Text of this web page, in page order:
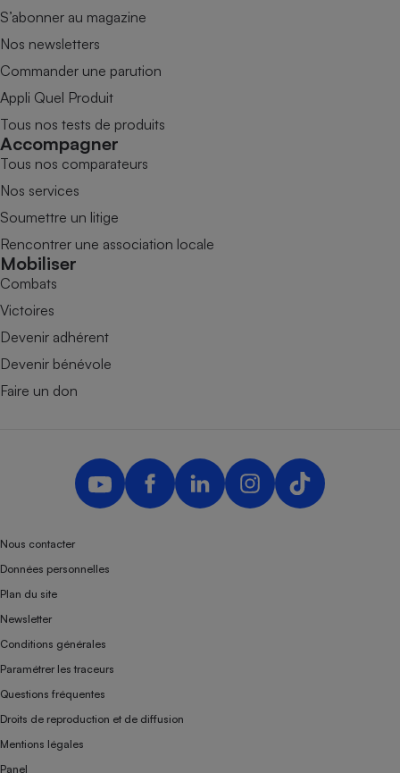
S’abonner au magazine
Nos newsletters
Commander une parution
Appli Quel Produit
Tous nos tests de produits
Accompagner
Tous nos comparateurs
Nos services
Soumettre un litige
Rencontrer une association locale
Mobiliser
Combats
Victoires
Devenir adhérent
Devenir bénévole
Faire un don
Nous contacter
Données personnelles
Plan du site
Newsletter
Conditions générales
Paramétrer les traceurs
Questions fréquentes
Droits de reproduction et de diffusion
Mentions légales
Panel